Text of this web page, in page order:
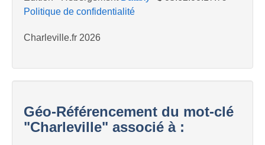
Politique de confidentialité
Charleville.fr 2026
Géo-Référencement du mot-clé
"Charleville" associé à :